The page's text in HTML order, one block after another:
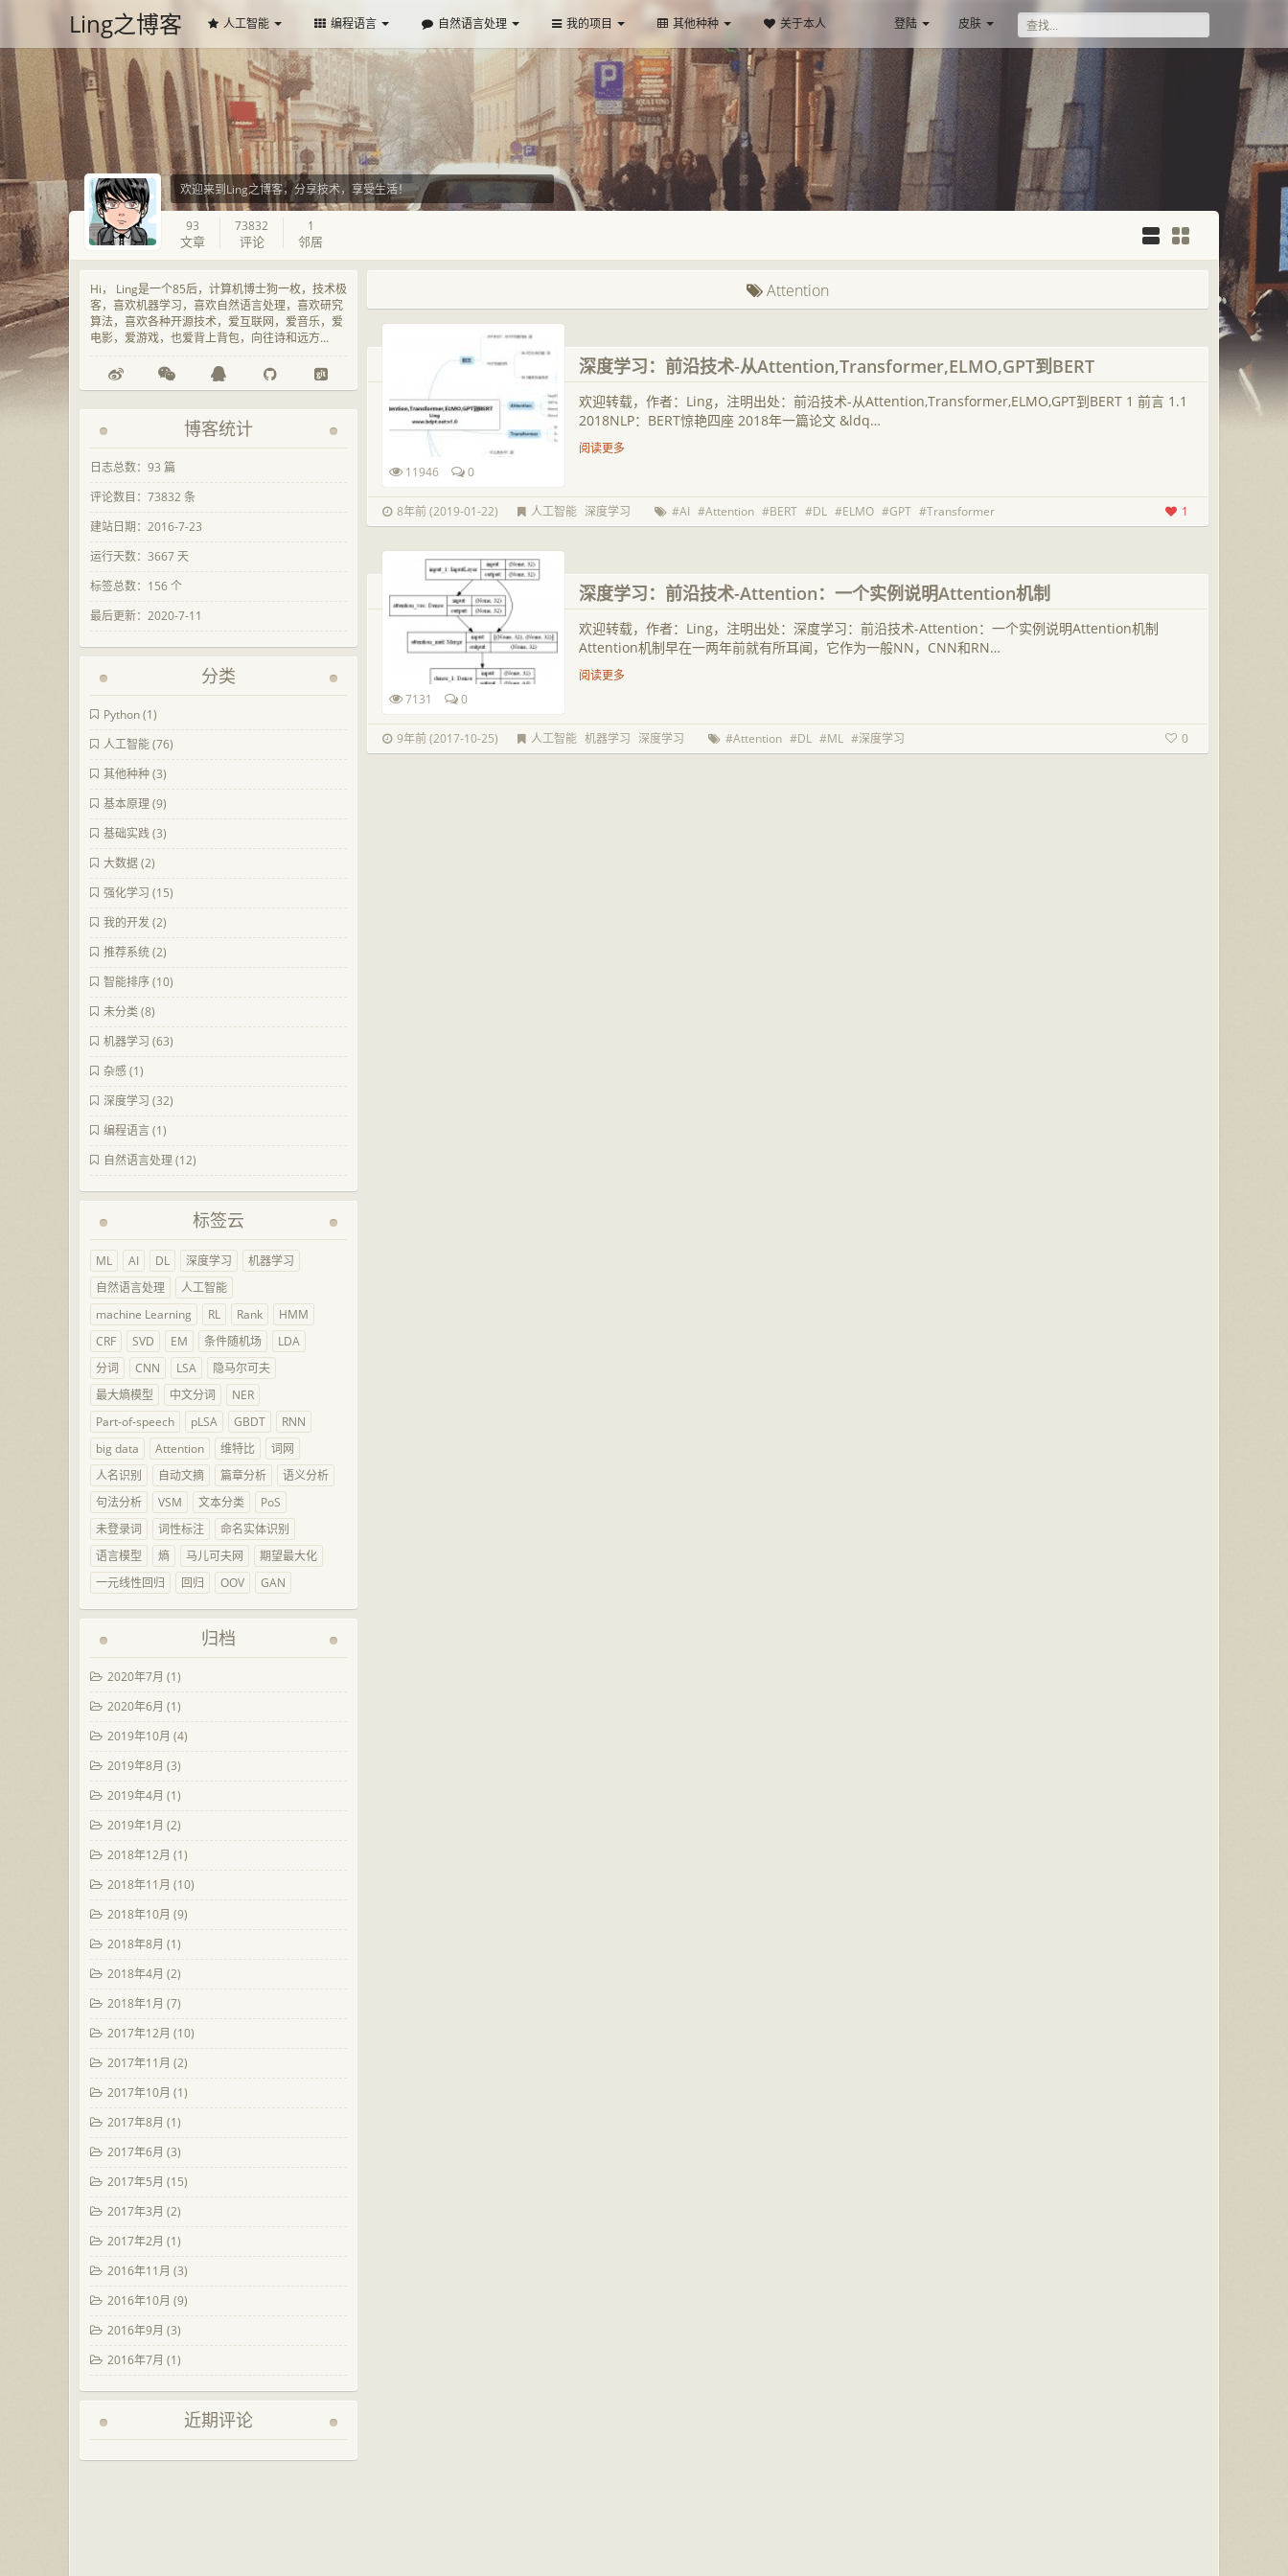
Ling之博客 人工智能 编程语言 自然语言处理 我的项目 其他种种 关于本人 登陆 皮肤
93
文章
73832
评论
1
邻居
欢迎来到Ling之博客，分享技术，享受生活！
Hi， Ling是一个85后，计算机博士狗一枚，技术极
客，喜欢机器学习，喜欢自然语言处理，喜欢研究
算法，喜欢各种开源技术，爱互联网，爱音乐，爱
电影，爱游戏，也爱背上背包，向往诗和远方...
博客统计
日志总数：93 篇
评论数目：73832 条
建站日期：2016-7-23
运行天数：3667 天
标签总数：156 个
最后更新：2020-7-11
分类
Python(1)
人工智能(76)
其他种种(3)
基本原理 (9)
基础实践(3)
大数据(2)
强化学习 (15)
我的开发 (2)
推荐系统(2)
智能排序(10)
未分类(8)
机器学习 (63)
杂感(1)
深度学习 (32)
编程语言(1)
自然语言处理 (12)
标签云
ML AI DL 深度学习
机器学习
自然语言处理
人工智能
machine Learning
RL Rank
HMM
CRF
SVD EM 条件随机场
LDA
分词
CNN LSA
隐马尔可夫
最大熵模型
中文分词
NER
Part-of-speech
pLSA GBDT
RNN
big data
Attention 维特比
词网
人名识别
自动文摘 篇章分析
语义分析
句法分析
VSM 文本分类
PoS
未登录词
词性标注
命名实体识别
语言模型
熵 马儿可夫网
期望最大化
一元线性回归
回归 OOV GAN
归档
2020年7月 (1)
2020年6月 (1)
2019年10月 (4)
2019年8月 (3)
2019年4月 (1)
2019年1月 (2)
2018年12月 (1)
2018年11月 (10)
2018年10月 (9)
2018年8月 (1)
2018年4月 (2)
2018年1月 (7)
2017年12月 (10)
2017年11月 (2)
2017年10月 (1)
2017年8月 (1)
2017年6月 (3)
2017年5月 (15)
2017年3月 (2)
2017年2月 (1)
2016年11月 (3)
2016年10月 (9)
2016年9月 (3)
2016年7月 (1)
近期评论
Attention
11946 0
深度学习：前沿技术-从Attention,Transformer,ELMO,GPT到BERT
欢迎转载，作者：Ling，注明出处：前沿技术-从Attention,Transformer,ELMO,GPT到BERT 1 前言 1.1
2018NLP：BERT惊艳四座 2018年一篇论文 &ldq…
阅读更多
8年前 (2019-01-22) 人工智能 深度学习 AI Attention BERT DL ELMO GPT Transformer 1
7131 0
深度学习：前沿技术-Attention：一个实例说明Attention机制
欢迎转载，作者：Ling，注明出处：深度学习：前沿技术-Attention：一个实例说明Attention机制
Attention机制早在一两年前就有所耳闻，它作为一般NN，CNN和RN…
阅读更多
9年前 (2017-10-25) 人工智能 机器学习 深度学习 Attention DL ML 深度学习 0